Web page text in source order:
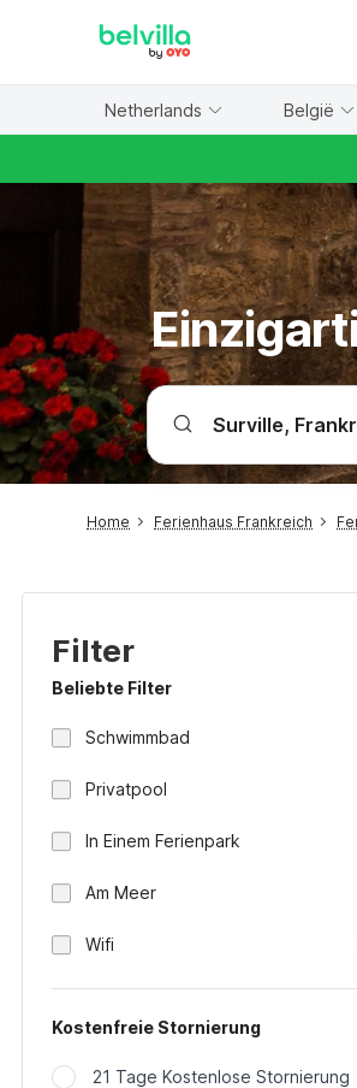
Netherlands België
Home Ferienhaus Frankreich
Filter
Beliebte Filter
Schwimmbad
Privatpool
In Einem Ferienpark
Am Meer
Wifi
Kostenfreie Stornierung
21 Tage Kostenlose Stornierung